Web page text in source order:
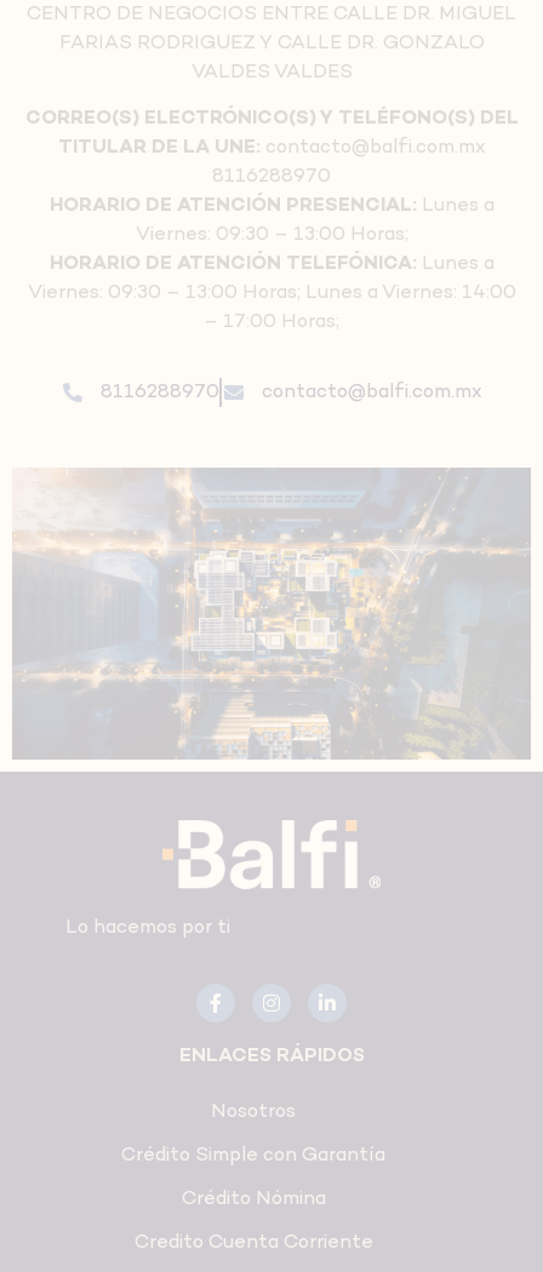
CENTRO DE NEGOCIOS ENTRE CALLE DR. MIGUEL
FARIAS RODRIGUEZ Y CALLE DR. GONZALO
VALDES VALDES
CORREO(S) ELECTRÓNICO(S) Y TELÉFONO(S) DEL
TITULAR DE LA UNE: contacto@balfi.com.mx
8116288970
HORARIO DE ATENCIÓN PRESENCIAL: Lunes a
Viernes: 09:30 – 13:00 Horas;
HORARIO DE ATENCIÓN TELEFÓNICA: Lunes a
Viernes: 09:30 – 13:00 Horas; Lunes a Viernes: 14:00
– 17:00 Horas;
8116288970 contacto@balfi.com.mx
Lo hacemos por ti
ENLACES RÁPIDOS
Nosotros
Crédito Simple con Garantía
Crédito Nómina
Credito Cuenta Corriente